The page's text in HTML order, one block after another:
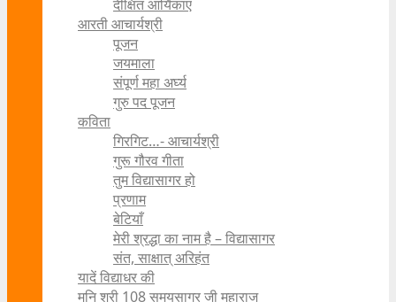
दीक्षित आर्यिकाएं
आरती आचार्यश्री
पूजन
जयमाला
संपूर्ण महा अर्घ्य
गुरु पद पूजन
कविता
गिरगिट…- आचार्यश्री
गुरू गौरव गीता
तुम विद्यासागर हो
प्रणाम
बेटियाँ
मेरी श्रद्धा का नाम है – विद्यासागर
संत, साक्षात् अरिहंत
यादें विद्याधर की
मुनि श्री 108 समयसागर जी महाराज